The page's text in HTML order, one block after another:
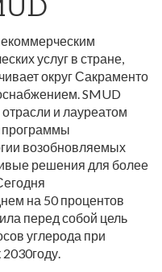
услуг в стране,
округ Сакраменто
SMUD
и лауреатом
программы
возобновляемых
решения для более
на 50 процентов
перед собой цель
углерода при
2030году.